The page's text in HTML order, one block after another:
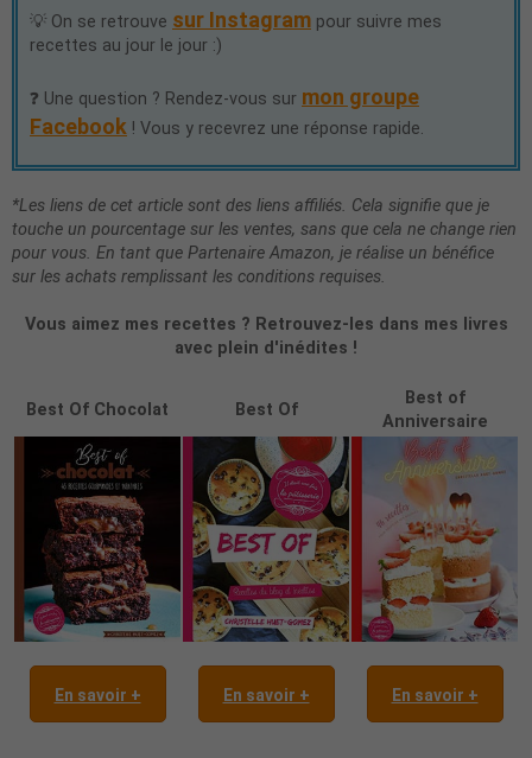
💡 On se retrouve sur Instagram pour suivre mes
recettes au jour le jour :)
❓ Une question ? Rendez-vous sur mon groupe
Facebook ! Vous y recevrez une réponse rapide.
*Les liens de cet article sont des liens affiliés. Cela signifie que je
touche un pourcentage sur les ventes, sans que cela ne change rien
pour vous. En tant que Partenaire Amazon, je réalise un bénéfice
sur les achats remplissant les conditions requises.
Vous aimez mes recettes ? Retrouvez-les dans mes livres
avec plein d'inédites !
Best Of Chocolat Best Of
Best of
Anniversaire
En savoir + En savoir + En savoir +